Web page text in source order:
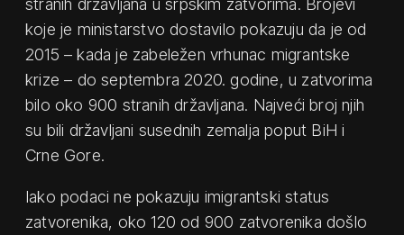
koje je ministarstvo dostavilo pokazuju da je od
2015 – kada je zabeležen vrhunac migrantske
krize – do septembra 2020. godine, u zatvorima
bilo oko 900 stranih državljana. Najveći broj njih
su bili državljani susednih zemalja poput BiH i
Crne Gore.
Iako podaci ne pokazuju imigrantski status
zatvorenika, oko 120 od 900 zatvorenika došlo